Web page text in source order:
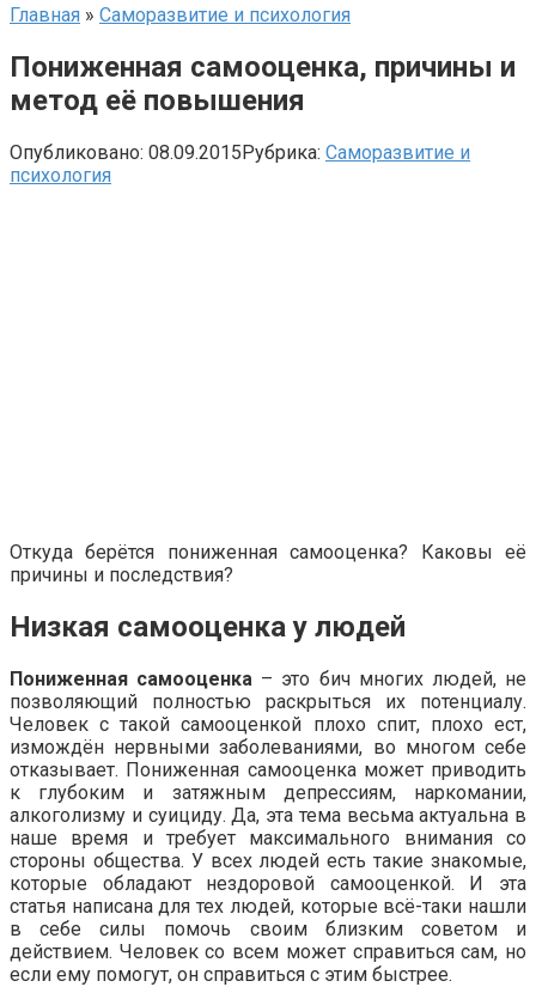
Главная » Саморазвитие и психология
Пониженная самооценка, причины и
метод её повышения
Опубликовано: 08.09.2015Рубрика: Саморазвитие и
психология
Откуда берётся пониженная самооценка? Каковы её
причины и последствия?
Низкая самооценка у людей
Пониженная самооценка – это бич многих людей, не
позволяющий полностью раскрыться их потенциалу.
Человек с такой самооценкой плохо спит, плохо ест,
измождён нервными заболеваниями, во многом себе
отказывает. Пониженная самооценка может приводить
к глубоким и затяжным депрессиям, наркомании,
алкоголизму и суициду. Да, эта тема весьма актуальна в
наше время и требует максимального внимания со
стороны общества. У всех людей есть такие знакомые,
которые обладают нездоровой самооценкой. И эта
статья написана для тех людей, которые всё-таки нашли
в себе силы помочь своим близким советом и
действием. Человек со всем может справиться сам, но
если ему помогут, он справиться с этим быстрее.